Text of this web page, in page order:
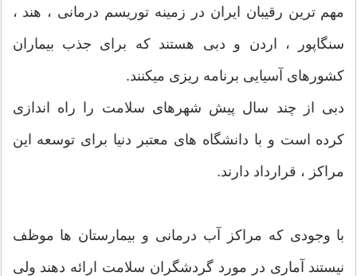
مهم ترین رقیبان ایران در زمینه توریسم درمانی ، هند ،
سنگاپور ، اردن و دبی هستند که برای جذب بیماران
کشورهای آسیایی برنامه ریزی میکنند.
دبی از چند سال پیش شهرهای سلامت را راه اندازی
کرده است و با دانشگاه های معتبر دنیا برای توسعه این
مراکز ، قرارداد دارند.
با وجودی که مراکز آب درمانی و بیمارستان ها موظف
نیستند آماری در مورد گردشگران سلامت ارائه دهند ولی